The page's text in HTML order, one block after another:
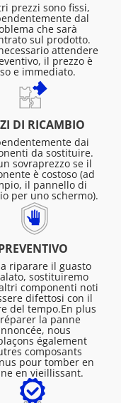
prezzi sono fissi,
dal
che sarà
sul prodotto.
attendere
il prezzo è
e immediato.
DI RICAMBIO
dai
da sostituire.
sovraprezzo se il
è costoso (ad
il pannello di
per uno schermo).
riparare il guasto
sostituiremo
componenti noti
difettosi con il
del tempo.En plus
la panne
nous
également
composants
pour tomber en
en vieillissant.